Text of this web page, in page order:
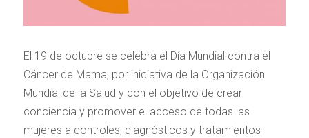
El 19 de octubre se celebra el Día Mundial contra el
Cáncer de Mama, por iniciativa de la Organización
Mundial de la Salud y con el objetivo de crear
conciencia y promover el acceso de todas las
mujeres a controles, diagnósticos y tratamientos